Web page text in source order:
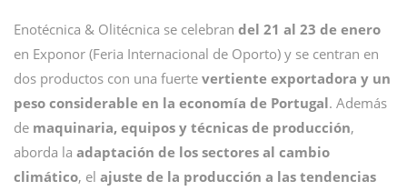
Enotécnica & Olitécnica se celebran del 21 al 23 de enero
en Exponor (Feria Internacional de Oporto) y se centran en
dos productos con una fuerte vertiente exportadora y un
peso considerable en la economía de Portugal. Además
de maquinaria, equipos y técnicas de producción,
aborda la adaptación de los sectores al cambio
climático, el ajuste de la producción a las tendencias